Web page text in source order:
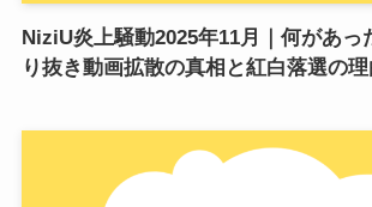
NiziU炎上騒動2025年11月｜何があっ
り抜き動画拡散の真相と紅白落選の